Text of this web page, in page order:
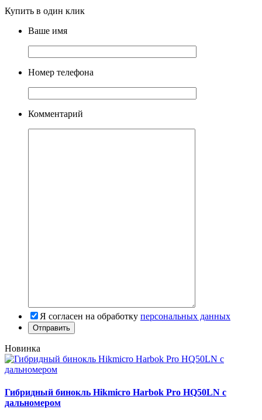
Купить в один клик
Ваше имя
Номер телефона
Комментарий
Я согласен на обработку персональных данных
Новинка
Гибридный бинокль Hikmicro Harbok Pro HQ50LN с
дальномером